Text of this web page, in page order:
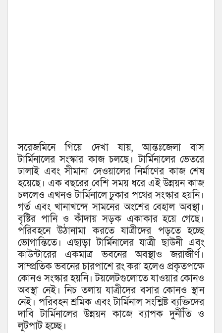
সরেজমিনে গিয়ে দেখা যায়, আন্তঃজেলা বাস
টার্মিনালের সংস্কার কাজ চলছে। টার্মিনালের ভেতরে
ঢালাই এবং সীমানা দেওয়ালের নির্মাণের কাজ শেষ
হয়েছে। এক বছরের বেশি সময় ধরে এই উন্নয়ন কাজ
চললেও এখনও টার্মিনালে ঢুকার পথের সংস্কার হয়নি।
গর্ত এবং খানাখন্দে সামনের অংশের বেহাল অবস্থা।
বৃষ্টির পানি ও কাঁদায় সড়ক একাকার হয়ে গেছে।
পরিবহনে উঠানামা করতে যাত্রীদের পড়তে হচ্ছে
ভোগান্তিতে। এছাড়া টার্মিনালের যাত্রী ছাউনী এবং
কাউন্টারের একমাত্র ভবনের অবস্থাও জরাজীর্ণ।
সাম্প্রতিক ভবনের চারপাশে রং করা হলেও প্রকৃতপক্ষে
কোনও সংস্কার হয়নি। টয়লেটগুলোতে যাওয়ার কোনও
অবস্থা নেই। নিচ তলায় যাত্রীদের বসার কোনও স্থান
নেই। পরিবহন শ্রমিক এবং টার্মিনাল সংশ্লিষ্ট ব্যক্তিদের
দাবি টার্মিনালের উন্নয়ন কাজে ব্যাপক দুর্নীতি ও
লুটপাট হচ্ছে।